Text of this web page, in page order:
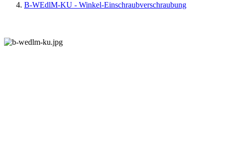
B-WEdlM-KU - Winkel-Einschraubverschraubung